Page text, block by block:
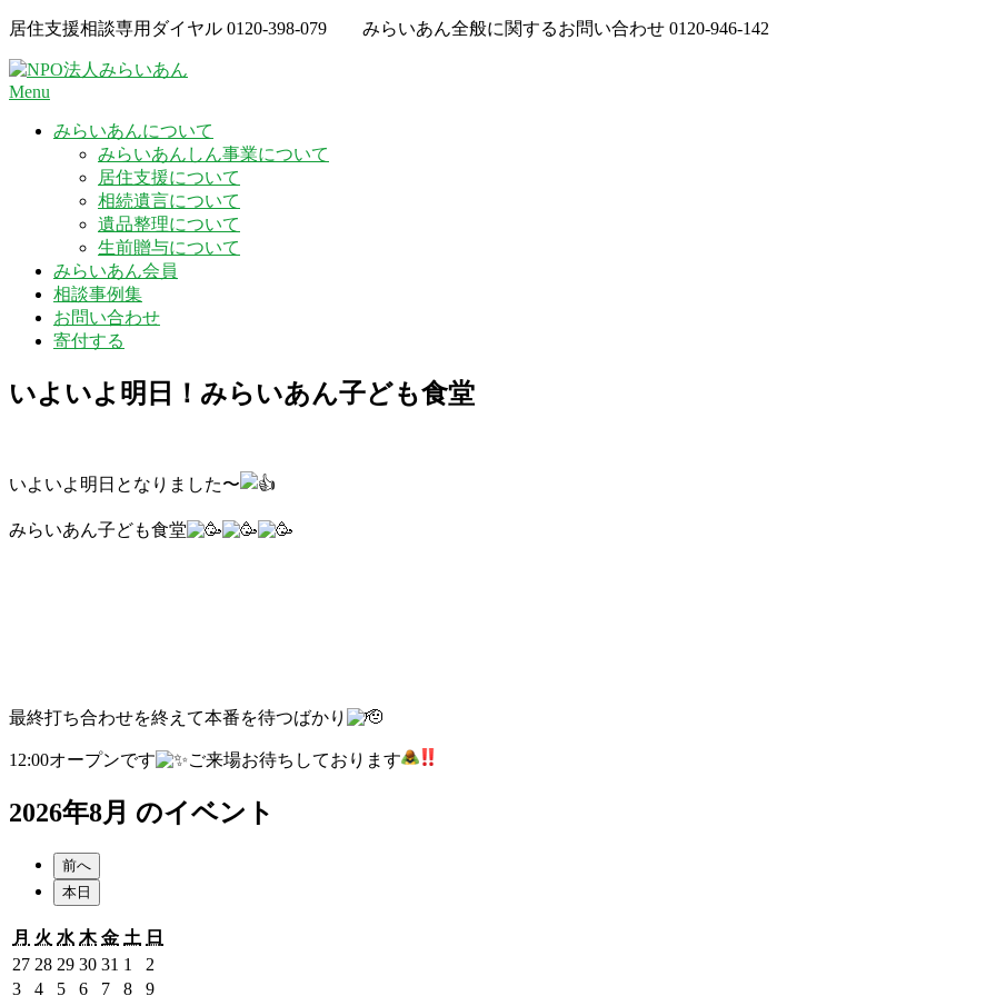
Skip
content
居住支援相談専用ダイヤル 0120-398-079 みらいあん全般に関するお問い合わせ 0120-946-142
Menu
みらいあんについて
みらいあんしん事業について
居住支援について
相続遺言について
遺品整理について
生前贈与について
みらいあん会員
相談事例集
お問い合わせ
寄付する
いよいよ明日！みらいあん子ども食堂
いよいよ明日となりました〜
みらいあん子ども食堂
最終打ち合わせを終えて本番を待つばかり
12:00オープンです ご来場お待ちしております
2026年8月 のイベント
前へ
本日
月 月
曜
日
火 火
曜
日
水 水
曜
日
木木
曜
日
金金
曜
日
土 土
曜
日
日
272026
年
282026
年
292026
年
302026
年
31 2026
年
1
2026
年
2
年
32026
42026
52026
62026
72026
82026
92026